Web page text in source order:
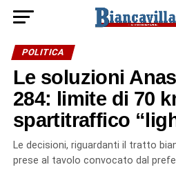
POLITICA
Le soluzioni
284: limite di 70
spartitraffico
Le decisioni, riguardanti il tratto
prese al tavolo convocato dal